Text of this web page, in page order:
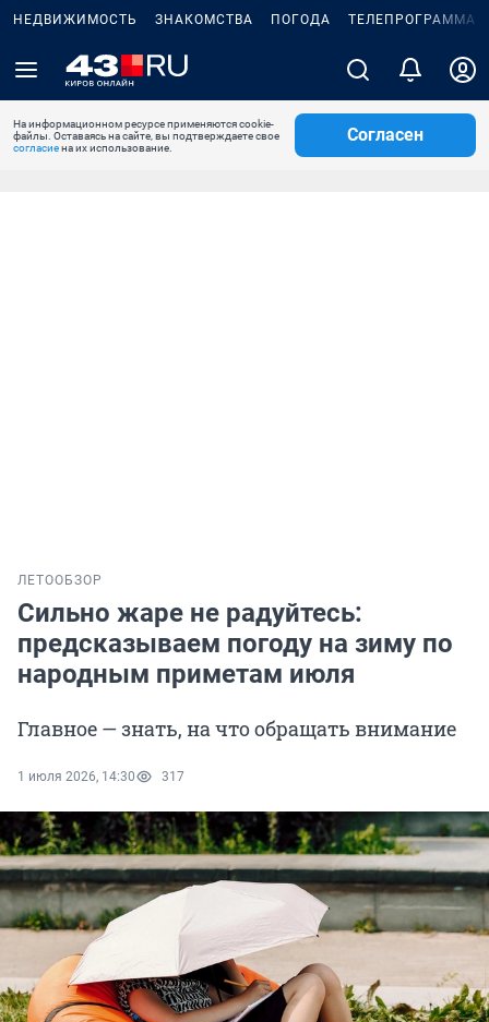
НЕДВИЖИМОСТЬ ЗНАКОМСТВА ПОГОДА ТЕЛЕПРОГРАММА
На информационном ресурсе применяются cookie-
файлы. Оставаясь на сайте, вы подтверждаете свое
согласиена их использование.
Согласен
ЛЕТООБЗОР
Сильно жаре не радуйтесь:
предсказываем погоду на зиму по
народным приметам июля
Главное — знать, на что обращать внимание
1 июля 2026, 14:30 317